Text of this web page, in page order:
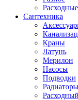
Сантехника
Краны
Латунь
Мерилон
Насосы
Подводки
Радиаторы